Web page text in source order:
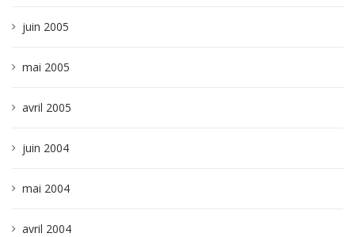
juin 2005
mai 2005
avril 2005
juin 2004
mai 2004
avril 2004